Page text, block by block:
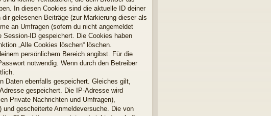
In diesen Cookies sind die aktuelle ID deiner
gelesenen Beiträge (zur Markierung dieser als
an Umfragen (sofern du nicht angemeldet
ID gespeichert. Die Cookies haben
„Alle Cookies löschen“ löschen.
persönlichem Bereich angibst. Für die
notwendig. Wenn durch den Betreiber
Daten ebenfalls gespeichert. Gleiches gilt,
gespeichert. Die IP-Adresse wird
Private Nachrichten und Umfragen),
gescheiterte Anmeldeversuche. Die von